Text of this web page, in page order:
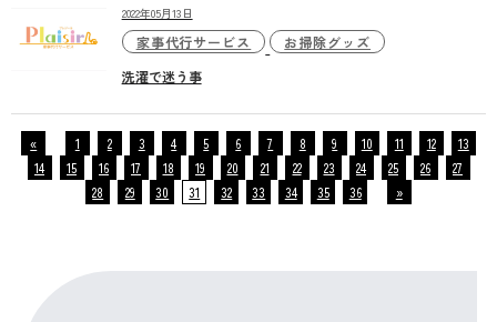
2022年05月13日
家事代行サービス
お掃除グッズ
洗濯で迷う事
« 1 2 3 4 5 6 7 8 9 10 11 12
13
14
15 16 17 18 19 20 21 22 23 24 25 26
27
28
29 30 31 32 33 34 35 36 »